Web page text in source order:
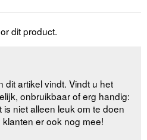
dit product.
dit artikel vindt. Vindt u het
onbruikbaar of erg handig:
niet alleen leuk om te doen
er ook nog mee!